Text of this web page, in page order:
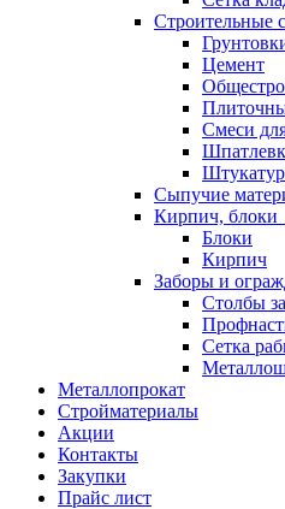
Строительные
Цемент
Смеси
Сыпучие
Кирпич, блоки
Блоки
Кирпич
Заборы и
Столбы
Сетка
Металлопрокат
Стройматериалы
Акции
Контакты
Закупки
Прайс лист